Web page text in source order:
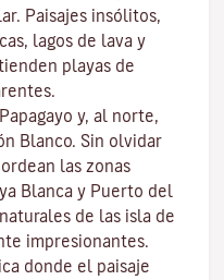
Paisajes insólitos,
lagos de lava y
playas de
Papagayo y, al norte,
Blanco. Sin olvidar
las zonas
Blanca y Puerto del
de las isla de
impresionantes.
donde el paisaje